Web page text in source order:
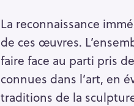
La reconnaissance
de ces œuvres.
faire face au parti pris
connues dans l’art, en
traditions de la